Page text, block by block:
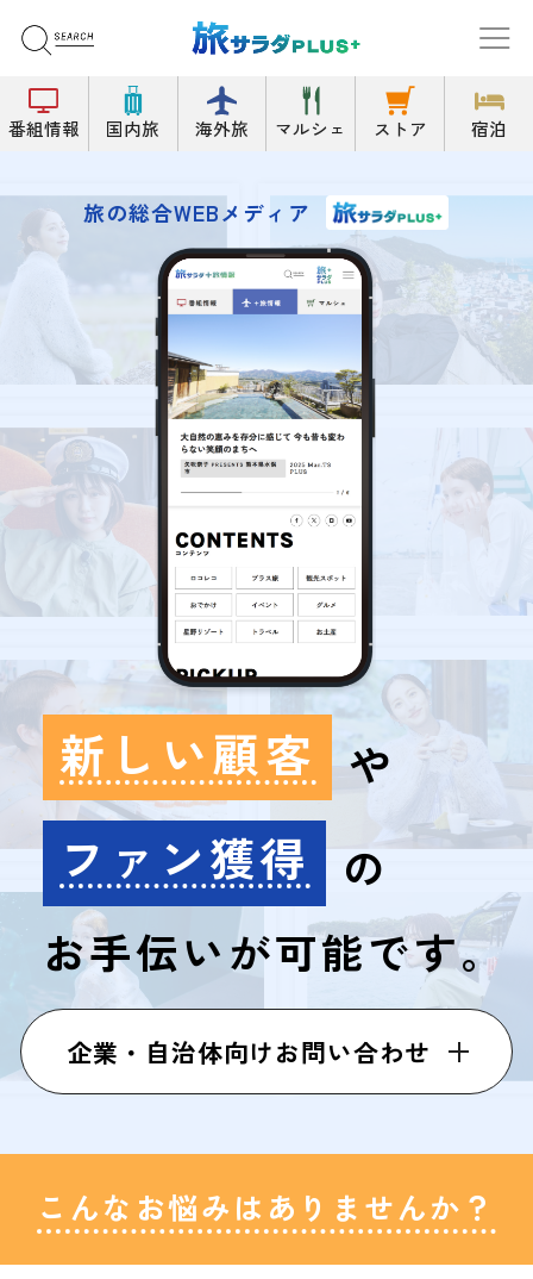
番組情報 国内旅 海外旅 マルシェ ストア 宿泊
旅の総合WEBメディア
新しい顧客 や
ファン獲得
の
お手伝いが可能です。
企業・自治体向けお問い合わせ
こんなお悩みはありませんか？